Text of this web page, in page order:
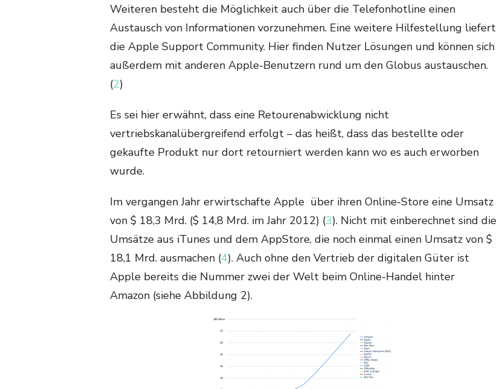
Weiteren besteht die Möglichkeit auch über die Telefonhotline einen
Austausch von Informationen vorzunehmen. Eine weitere Hilfestellung liefert
die Apple Support Community. Hier finden Nutzer Lösungen und können sich
außerdem mit anderen Apple-Benutzern rund um den Globus austauschen.
(2)
Es sei hier erwähnt, dass eine Retourenabwicklung nicht
vertriebskanalübergreifend erfolgt – das heißt, dass das bestellte oder
gekaufte Produkt nur dort retourniert werden kann wo es auch erworben
wurde.
Im vergangen Jahr erwirtschafte Apple über ihren Online-Store eine Umsatz
von $ 18,3 Mrd. ($ 14,8 Mrd. im Jahr 2012) (3). Nicht mit einberechnet sind die
Umsätze aus iTunes und dem AppStore, die noch einmal einen Umsatz von $
18,1 Mrd. ausmachen (4). Auch ohne den Vertrieb der digitalen Güter ist
Apple bereits die Nummer zwei der Welt beim Online-Handel hinter
Amazon (siehe Abbildung 2).